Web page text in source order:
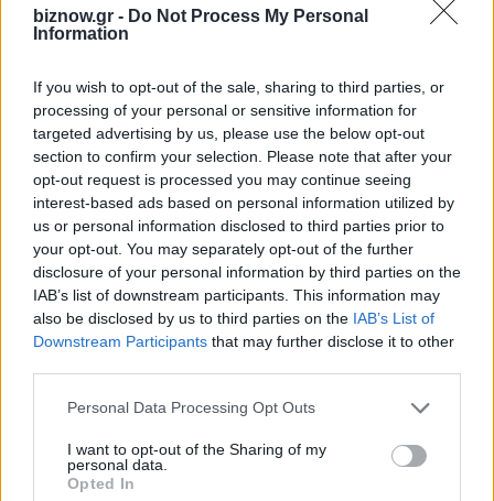
biznow.gr - Do Not Process My Personal
Information
If you wish to opt-out of the sale, sharing to third parties, or
processing of your personal or sensitive information for
targeted advertising by us, please use the below opt-out
section to confirm your selection. Please note that after your
opt-out request is processed you may continue seeing
interest-based ads based on personal information utilized by
us or personal information disclosed to third parties prior to
your opt-out. You may separately opt-out of the further
disclosure of your personal information by third parties on the
IAB’s list of downstream participants. This information may
also be disclosed by us to third parties on the IAB’s List of
Downstream Participants that may further disclose it to other
Personal Data Processing Opt Outs
I want to opt-out of the Sharing of my
personal data.
Opted In
Η Τράπεζα Κρήτης, ο Κοσκωτάς και
τα 32 δισ. δραχμές που χάθηκαν στα
βιβλία
8 Αυγούστου 2026
Η νέα σειρά foldables της Samsung
διαθέσιμη στη Vodafone
7 Αυγούστου 2026
τον Ιούνιο
7 Αυγούστου 2026